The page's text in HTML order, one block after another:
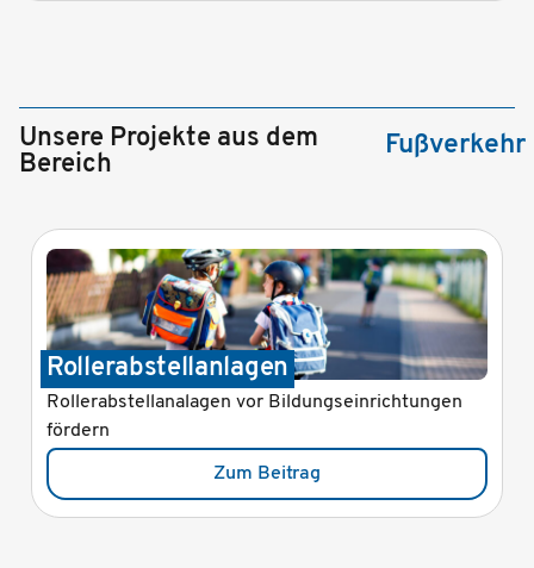
Unsere Projekte aus dem
Bereich
Fußverkehr
Gehzeit.Karte
Die Gehzeit.Karte schafft
Zum Beitrag